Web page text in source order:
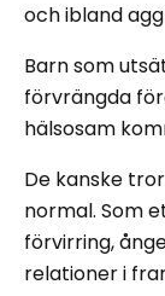
och ibland
Barn som
förvrängda
hälsosam
De kanske
normal. Som
förvirring,
relationer i